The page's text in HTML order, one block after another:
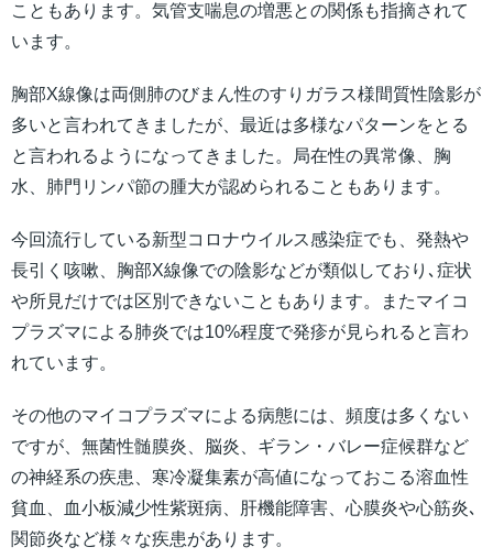
こともあります。気管支喘息の増悪との関係も指摘されて
います。
胸部X線像は両側肺のびまん性のすりガラス様間質性陰影が
多いと言われてきましたが、最近は多様なパターンをとる
と言われるようになってきました。局在性の異常像、胸
水、肺門リンパ節の腫大が認められることもあります。
今回流行している新型コロナウイルス感染症でも、発熱や
長引く咳嗽、胸部X線像での陰影などが類似しており､症状
や所見だけでは区別できないこともあります。またマイコ
プラズマによる肺炎では10%程度で発疹が見られると言わ
れています。
その他のマイコプラズマによる病態には、頻度は多くない
ですが、無菌性髄膜炎、脳炎、ギラン・バレー症候群など
の神経系の疾患、寒冷凝集素が高値になっておこる溶血性
貧血、血小板減少性紫斑病、肝機能障害、心膜炎や心筋炎､
関節炎など様々な疾患があります。